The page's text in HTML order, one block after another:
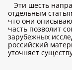
Эти шесть
отдельным
что они
часть позволит
зарубежных
российский
уточняет